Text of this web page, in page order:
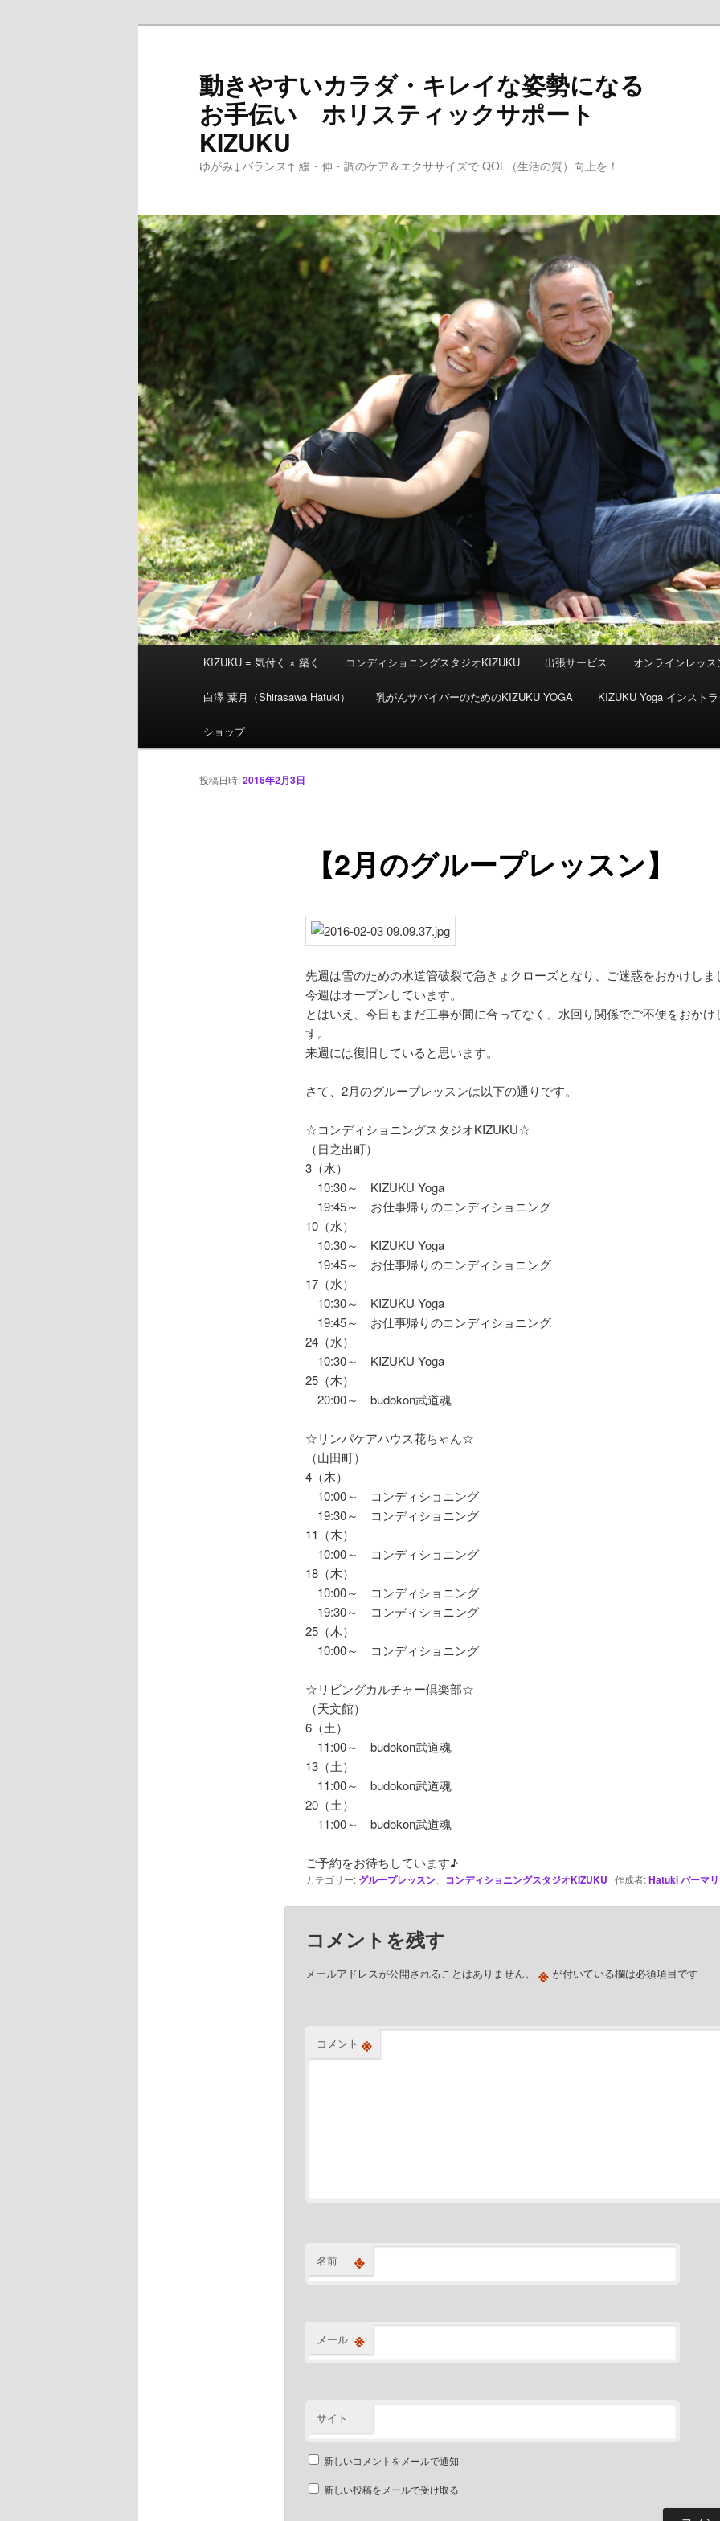
動きやすいカラダ・キレイな姿勢になる
お手伝い ホリスティックサポート
KIZUKU
ゆがみ↓バランス↑ 緩・伸・調のケア＆エクササイズで QOL（生活の質）向上を！
ュ
KIZUKU = 気付く × 築く コンディショニングスタジオKIZUKU 出張サービス オンラインレッス
白澤 葉月（Shirasawa Hatuki） 乳がんサバイバーのためのKIZUKU YOGA KIZUKU Yoga インスト
ショップ
【2月のグループレッスン】
投稿日時:2016年2月3日
先週は雪のための水道管破裂で急きょクローズとなり、ご迷惑をおかけしま
今週はオープンしています。
とはいえ、今日もまだ工事が間に合ってなく、水回り関係でご不便をおかけ
す。
来週には復旧していると思います。
さて、2月のグループレッスンは以下の通りです。
☆コンディショニングスタジオKIZUKU☆
（日之出町）
3（水）
10:30～ KIZUKU Yoga
19:45～ お仕事帰りのコンディショニング
10（水）
10:30～ KIZUKU Yoga
19:45～ お仕事帰りのコンディショニング
17（水）
10:30～ KIZUKU Yoga
19:45～ お仕事帰りのコンディショニング
24（水）
10:30～ KIZUKU Yoga
25（木）
20:00～ budokon武道魂
☆リンパケアハウス花ちゃん☆
（山田町）
4（木）
10:00～ コンディショニング
19:30～ コンディショニング
11（木）
10:00～ コンディショニング
18（木）
10:00～ コンディショニング
19:30～ コンディショニング
25（木）
10:00～ コンディショニング
☆リビングカルチャー倶楽部☆
（天文館）
6（土）
11:00～ budokon武道魂
13（土）
11:00～ budokon武道魂
20（土）
11:00～ budokon武道魂
ご予約をお待ちしています♪
カテゴリー: グループレッスン、 コンディショニングスタジオKIZUKU 作成者:Hatukiパーマ
コメントを残す
メールアドレスが公開されることはありません。 ※が付いている欄は必須項目です
コメント ※
名前 ※
メール ※
サイト
新しいコメントをメールで通知
新しい投稿をメールで受け取る